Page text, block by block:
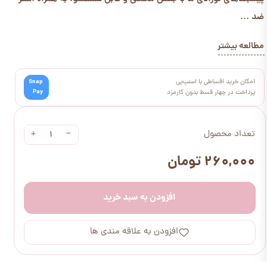
تعداد محصول −
+
۲۶۰,۰۰۰ تومان
افزودن به سبد خرید
افزودن به علاقه مندی ها
ضد ...
مطالعه بیشتر
امکان خرید اقساطی با اسنپ‌پی
پرداخت در چهار قسط بدون کارمزد
Snap
Pay